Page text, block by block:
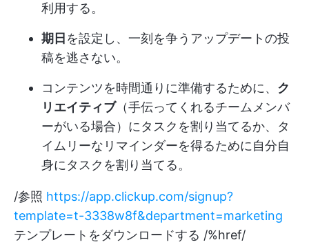
利用する。
期日 を設定し、一刻を争うアップデートの投
稿を逃さない。
コンテンツを時間通りに準備するために、 ク
リエイティブ（手伝ってくれるチームメンバ
ーがいる場合）にタスクを割り当てるか、タ
イムリーなリマインダーを得るために自分自
身にタスクを割り当てる。
/参照 https://app.clickup.com/signup?
template=t-3338w8f&department=marketing
テンプレートをダウンロードする /%href/